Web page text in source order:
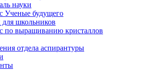
науки
Ученые будущего
школьников
по выращиванию кристаллов
отдела аспирантуры